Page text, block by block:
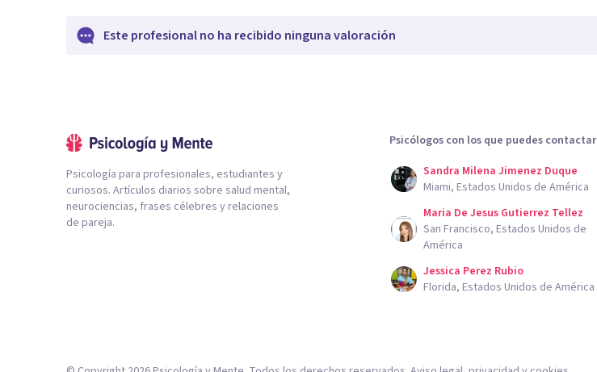
Este profesional no ha recibido ninguna valoración
Psicología para profesionales, estudiantes y
curiosos. Artículos diarios sobre salud mental,
neurociencias, frases célebres y relaciones
de pareja.
Psicólogos con los que puedes contactar
Sandra Milena Jimenez Duque
Miami, Estados Unidos de América
Maria De Jesus Gutierrez Tellez
San Francisco, Estados Unidos de
América
Jessica Perez Rubio
Florida, Estados Unidos de América